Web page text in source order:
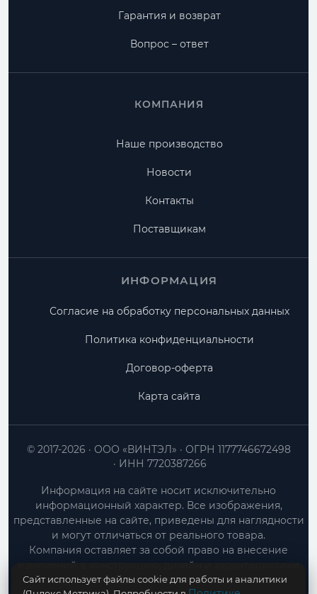
Гарантия и возврат
Вопрос – ответ
КОМПАНИЯ
Наше производство
Новости
Контакты
Поставщикам
ИНФОРМАЦИЯ
Согласие на обработку персональных данных
Политика конфиденциальности
Договор-оферта
Карта сайта
ООО «ВИНТЭЛ»
ОГРН 1177746672498
ИНН 7720387266
© 2017-2026
Информация на сайте носит исключительно
информационный характер. Все изображения,
представленные на сайте, приведены для наглядности
и могут отличаться от реального товара.
Компания оставляет за собой право на внесение
изменений в конструкцию, дизайн и характеристики
товара без предварительного уведомления.
Сайт использует файлы cookie для работы и аналитики